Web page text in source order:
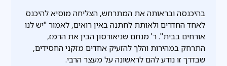
בהיכנסה ובראותה את המתרחש, הצליחה מוסיא להיכנס
לאחד החדרים ולאותת לחתנה באין רואים, לאמור "יש לנו
אורחים בבית". ר' מנחם שניאורסון הבין את הרמז,
התרחק במהירות והלך להזעיק אחדים מזקני החסידים,
שבדרך זו נודע להם לראשונה על מעצר הרבי.